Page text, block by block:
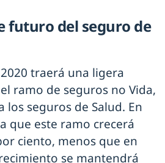
futuro del seguro de
traerá una ligera
ramo de seguros no Vida,
los seguros de Salud. En
que este ramo crecerá
ciento, menos que en
se mantendrá